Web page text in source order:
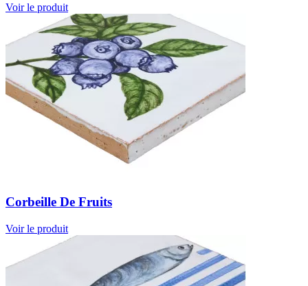
Voir le produit
Corbeille De Fruits
Voir le produit